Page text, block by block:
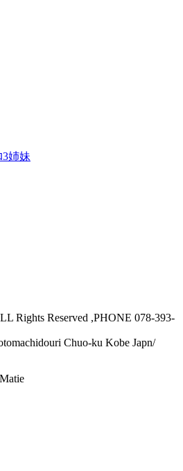
姉妹
Rights Reserved ,PHONE 078-393-
Chuo-ku Kobe Japn/